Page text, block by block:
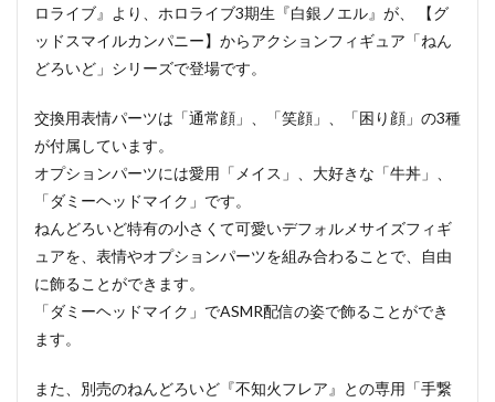
ロライブ』より、ホロライブ3期生『白銀ノエル』が、 【グ
ッドスマイルカンパニー】からアクションフィギュア「ねん
どろいど」シリーズで登場です。
交換用表情パーツは「通常顔」、「笑顔」、「困り顔」の3種
が付属しています。
オプションパーツには愛用「メイス」、大好きな「牛丼」、
「ダミーヘッドマイク」です。
ねんどろいど特有の小さくて可愛いデフォルメサイズフィギ
ュアを、表情やオプションパーツを組み合わることで、自由
に飾ることができます。
「ダミーヘッドマイク」でASMR配信の姿で飾ることができ
ます。
また、別売のねんどろいど『不知火フレア』との専用「手繋